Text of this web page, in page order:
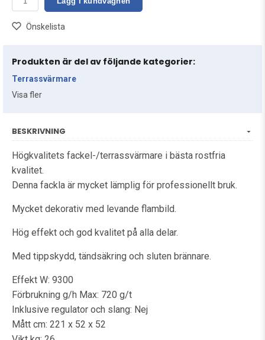
Önskelista
Produkten är del av följande kategorier:
Terrassvärmare
Visa fler
BESKRIVNING
Högkvalitets fackel-/terrassvärmare i bästa rostfria
kvalitet.
Denna fackla är mycket lämplig för professionellt bruk.
Mycket dekorativ med levande flambild.
Hög effekt och god kvalitet på alla delar.
Med tippskydd, tändsäkring och sluten brännare.
Effekt W: 9300
Förbrukning g/h Max: 720 g/t
Inklusive regulator och slang: Nej
Mått cm: 221 x 52 x 52